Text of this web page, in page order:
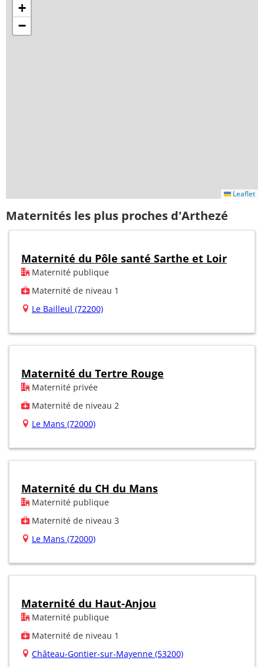
+
−
Leaflet
Maternités les plus proches d'Arthezé
Maternité du Pôle santé Sarthe et Loir
Maternité publique
Maternité de niveau 1
Le Bailleul (72200)
Maternité du Tertre Rouge
Maternité privée
Maternité de niveau 2
Le Mans (72000)
Maternité du CH du Mans
Maternité publique
Maternité de niveau 3
Le Mans (72000)
Maternité du Haut-Anjou
Maternité publique
Maternité de niveau 1
Château-Gontier-sur-Mayenne (53200)